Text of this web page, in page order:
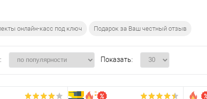
онлайн-касс под ключ Подарок за Ваш честный отзыв
Показать: